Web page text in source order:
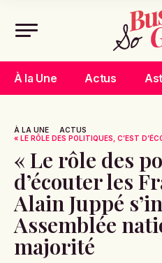
À la Une Actus
À LA UNE
ACTUS
« LE RÔLE DES POLITIQUES, C’EST
« Le rôle des
d’écouter les
Alain Juppé
Assemblée
majorité